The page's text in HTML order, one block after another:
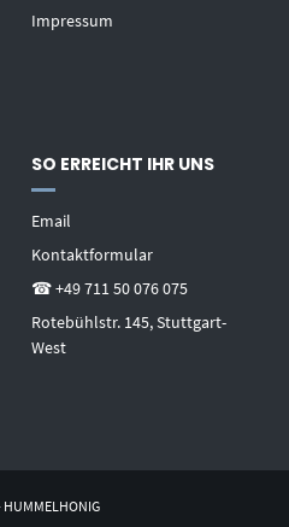
Impressum
SO ERREICHT IHR UNS
Email
Kontaktformular
☎ +49 711 50 076 075
Rotebühlstr. 145, Stuttgart-
West